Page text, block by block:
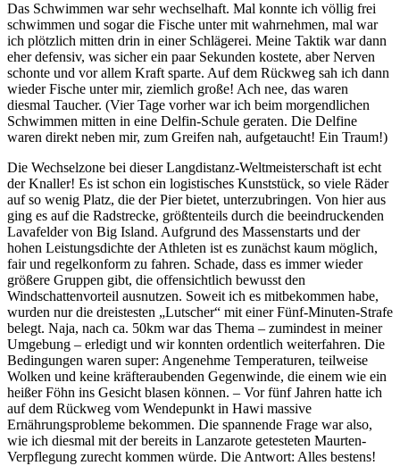
Das Schwimmen war sehr wechselhaft. Mal konnte ich völlig frei
schwimmen und sogar die Fische unter mit wahrnehmen, mal war
ich plötzlich mitten drin in einer Schlägerei. Meine Taktik war dann
eher defensiv, was sicher ein paar Sekunden kostete, aber Nerven
schonte und vor allem Kraft sparte. Auf dem Rückweg sah ich dann
wieder Fische unter mir, ziemlich große! Ach nee, das waren
diesmal Taucher. (Vier Tage vorher war ich beim morgendlichen
Schwimmen mitten in eine Delfin-Schule geraten. Die Delfine
waren direkt neben mir, zum Greifen nah, aufgetaucht! Ein Traum!)
Die Wechselzone bei dieser Langdistanz-Weltmeisterschaft ist echt
der Knaller! Es ist schon ein logistisches Kunststück, so viele Räder
auf so wenig Platz, die der Pier bietet, unterzubringen. Von hier aus
ging es auf die Radstrecke, größtenteils durch die beeindruckenden
Lavafelder von Big Island. Aufgrund des Massenstarts und der
hohen Leistungsdichte der Athleten ist es zunächst kaum möglich,
fair und regelkonform zu fahren. Schade, dass es immer wieder
größere Gruppen gibt, die offensichtlich bewusst den
Windschattenvorteil ausnutzen. Soweit ich es mitbekommen habe,
wurden nur die dreistesten „Lutscher“ mit einer Fünf-Minuten-Strafe
belegt. Naja, nach ca. 50km war das Thema – zumindest in meiner
Umgebung – erledigt und wir konnten ordentlich weiterfahren. Die
Bedingungen waren super: Angenehme Temperaturen, teilweise
Wolken und keine kräfteraubenden Gegenwinde, die einem wie ein
heißer Föhn ins Gesicht blasen können. – Vor fünf Jahren hatte ich
auf dem Rückweg vom Wendepunkt in Hawi massive
Ernährungsprobleme bekommen. Die spannende Frage war also,
wie ich diesmal mit der bereits in Lanzarote getesteten Maurten-
Verpflegung zurecht kommen würde. Die Antwort: Alles bestens!